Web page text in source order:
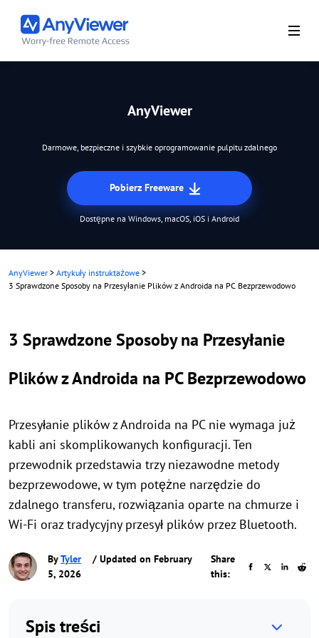
AnyViewer
Darmowe, bezpieczne i szybkie oprogramowanie pulpitu zdalnego
Pobierz Freeware
Dostępne na Windows, macOS, iOS i Android
AnyViewer > Artykuły instruktażowe >
3 Sprawdzone Sposoby na Przesyłanie Plików z Androida na PC Bezprzewodowo
3 Sprawdzone Sposoby na Przesyłanie
Plików z Androida na PC Bezprzewodowo
Przesyłanie plików z Androida na PC nie wymaga już
kabli ani skomplikowanych konfiguracji. Ten
przewodnik przedstawia trzy niezawodne metody
bezprzewodowe, w tym potężne narzędzie do
zdalnego transferu, rozwiązania oparte na chmurze i
Wi-Fi oraz tradycyjny przesył plików przez Bluetooth.
ByTyler
/ Updated on February
5, 2026
Share
this:
Spis treści